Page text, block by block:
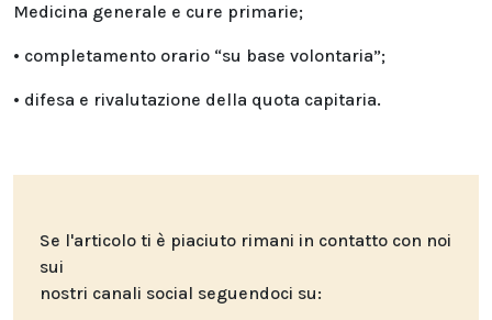
Medicina generale e cure primarie;
• completamento orario “su base volontaria”;
• difesa e rivalutazione della quota capitaria.
Se l'articolo ti è piaciuto rimani in contatto con noi
sui
nostri canali social seguendoci su: